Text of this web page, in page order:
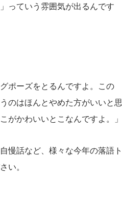
っていう雰囲気が出るんです
ポーズをとるんですよ。この
のはほんとやめた方がいいと思
がかわいいとこなんですよ。」
慢話など、様々な今年の落語ト
い。